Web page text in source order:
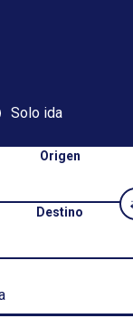
Solo ida
Origen
Destino